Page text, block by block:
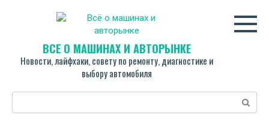
ВСЁ О МАШИНАХ И АВТОРЫНКЕ
Новости, лайфхаки, совету по ремонту, диагностике и
выбору автомобиля
Поиск: